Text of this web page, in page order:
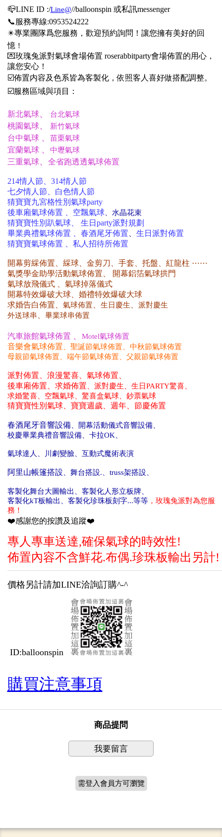
📪LINE ID :/Line@//balloonspin 或私訊messenger
📞服務專線:0953524222
✴️專業團隊爲您服務，歡迎預約詢問！讓您擁有美好的回
憶！
💌玫瑰兔派對氣球會場佈置 roserabbitparty會場佈置的用心，
讓您安心！
☑️佈置内容及色系皆為客製化，依照客人喜好做搭配調整。
☑️服務區域與項目：
新北氣球、 台北氣球
桃園氣球、 新竹氣球
台中氣球 、 苗栗氣球
宜蘭氣球 、 中壢氣球
三重氣球、 全省跑透透氣球佈置
214情人節、314情人節
七夕情人節、白色情人節
猜寶寶九宮格性別氣球party
後車廂氣球佈置 、空飄氣球、水晶花束
猜寶寶性別趴氣球、 生日party派對規劃
畢業典禮氣球佈置 、春酒尾牙佈置 生日派對佈置
猜寶寶氣球佈置 、私人招待所佈置
開幕剪綵佈置、綵球、金剪刀、手套、托盤、紅龍柱 ⋯⋯
氣獎學金助學活動氣球佈置、 開幕鋁箔氣球拱門
氣球放飛儀式 、氣球掉落儀式
開幕特效爆破大球、婚禮特效爆破大球
求婚告白佈置
氣球佈置、 生日慶生
派對慶生
外送球串
畢業球串佈置
汽車旅館氣球佈置 、 Motel氣球佈置
音樂會氣球佈置 聖誕節氣球佈置、中秋節氣球佈置
母親節氣球佈置、 端午節氣球佈置、父親節氣球佈置
派對佈置、浪漫驚喜、氣球佈置、
後車廂佈置、求婚佈置
派對慶生、生日PARTY驚喜、
求婚驚喜、空飄氣球、驚喜盒氣球、鈔票氣球
猜寶寶性別氣球、寶寶週歲、週年、節慶佈置
春酒尾牙音響設備、開幕活動儀式音響設備、
校慶畢業典禮音響設備、 卡拉OK
氣球達人 、川劇變臉、互動式魔術表演
阿里山帳篷搭設 、舞台搭設. 、truss架搭設、
客製化舞台大圖輸出 客製化人形立板牌、
客製化kT板輸出 客製化珍珠板刻字...等等，玫瑰兔派對為您服
務！
❤️感謝您的按讚及追蹤❤️
專人專車送達,確保氣球的時效性!
佈置內容不含鮮花.布偶.珍珠板輸出另計!
價格另計請加LINE洽詢訂購^-^
ID:balloonspin
購買注意事項
商品提問
我要留言
需登入會員方可瀏覽